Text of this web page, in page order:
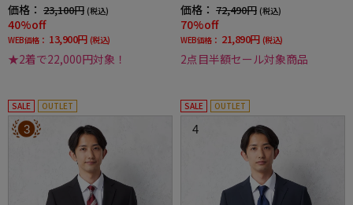
価格： 23,100円 (税込)
40%off
WEB価格： 13,900円 (税込)
★2着で22,000円対象！
価格： 72,490円 (税込)
70%off
WEB価格： 21,890円 (税込)
2点目半額セール対象商品
SALE OUTLET
3
SALE OUTLET
4